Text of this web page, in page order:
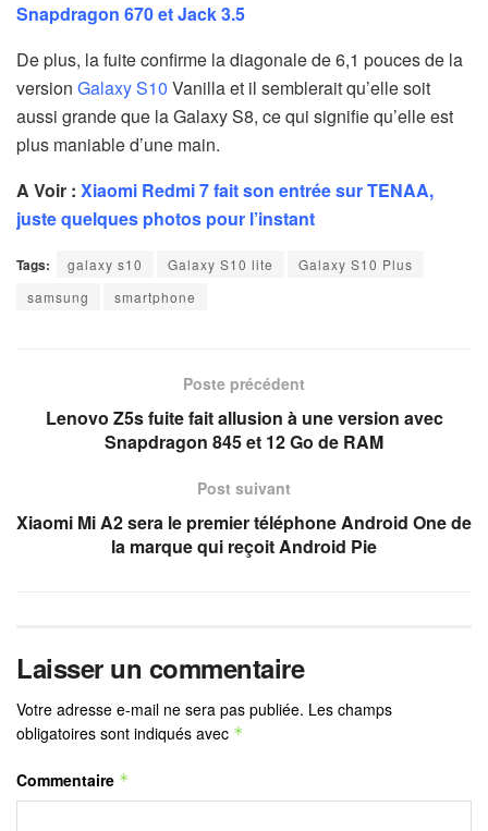
Snapdragon 670 et Jack 3.5
De plus, la fuite confirme la diagonale de 6,1 pouces de la
version Galaxy S10 Vanilla et il semblerait qu’elle soit
aussi grande que la Galaxy S8, ce qui signifie qu’elle est
plus maniable d’une main.
A Voir : Xiaomi Redmi 7 fait son entrée sur TENAA,
juste quelques photos pour l’instant
Tags: galaxy s10 Galaxy S10 lite
Galaxy S10 Plus
samsung
smartphone
Poste précédent
Lenovo Z5s fuite fait allusion à une version avec
Snapdragon 845 et 12 Go de RAM
Post suivant
Xiaomi Mi A2 sera le premier téléphone Android One de
la marque qui reçoit Android Pie
Laisser un commentaire
Votre adresse e-mail ne sera pas publiée. Les champs
obligatoires sont indiqués avec *
Commentaire *